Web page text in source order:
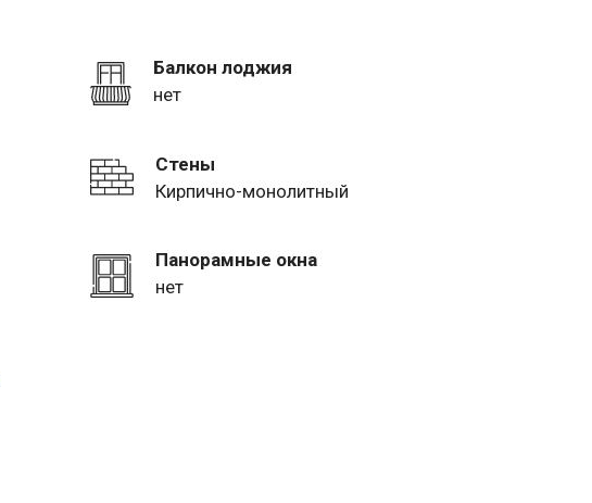
Балкон лоджия
нет
Стены
Кирпично-монолитный
Панорамные окна
нет